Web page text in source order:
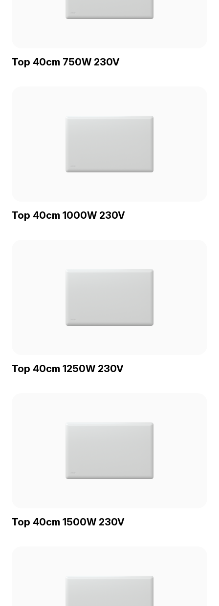
Top 40cm 750W 230V
Top 40cm 1000W 230V
Top 40cm 1250W 230V
Top 40cm 1500W 230V